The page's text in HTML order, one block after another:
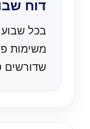
דוח
בכל
משימות
שדורשים